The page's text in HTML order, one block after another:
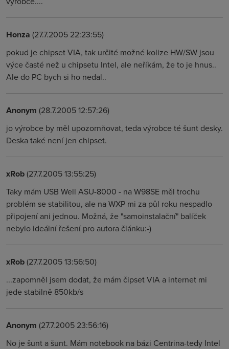
Honza (27.7.2005 22:23:55)
pokud je chipset VIA, tak určité možné kolize HW/SW jsou
výce časté než u chipsetu Intel, ale neříkám, že to je hnus..
Ale do PC bych si ho nedal..
Anonym (28.7.2005 12:57:26)
jo výrobce by měl upozornňovat, teda výrobce té šunt desky.
Deska také není jen chipset.
xRob(27.7.2005 13:55:25)
Taky mám USB Well ASU-8000 - na W98SE měl trochu
problém se stabilitou, ale na WXP mi za půl roku nespadlo
připojení ani jednou. Možná, že "samoinstalační" balíček
nebylo ideální řešení pro autora článku:-)
xRob(27.7.2005 13:56:50)
...zapomněl jsem dodat, že mám čipset VIA a internet mi
jede stabilně 850kb/s
Anonym (27.7.2005 23:56:16)
No je šunt a šunt. Mám notebook na bázi Centrina-tedy Intel